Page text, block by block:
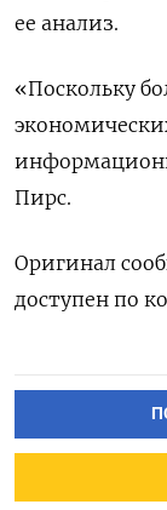
ее анализ.
«Поскольку
Пирс.
Оригинал
доступен по